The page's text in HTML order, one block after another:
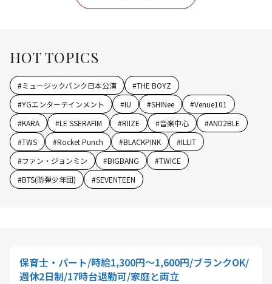
HOT TOPICS
#ミュージックバンク日本公演 #THE BOYZ
#YGエンターテインメント #IU #SHINee #Venue101
#KARA #LE SSERAFIM #RIIZE #音楽中心 #AND2BLE
#TWS #Rocket Punch #BLACKPINK #ILLIT
#ファン・ジョンミン #BIGBANG #TWICE
#BTS(防弾少年団) #SEVENTEEN
保育士・パート/時給1,300円～1,600円/ブランクOK/
週休2日制/17時台退勤可/家庭と両立